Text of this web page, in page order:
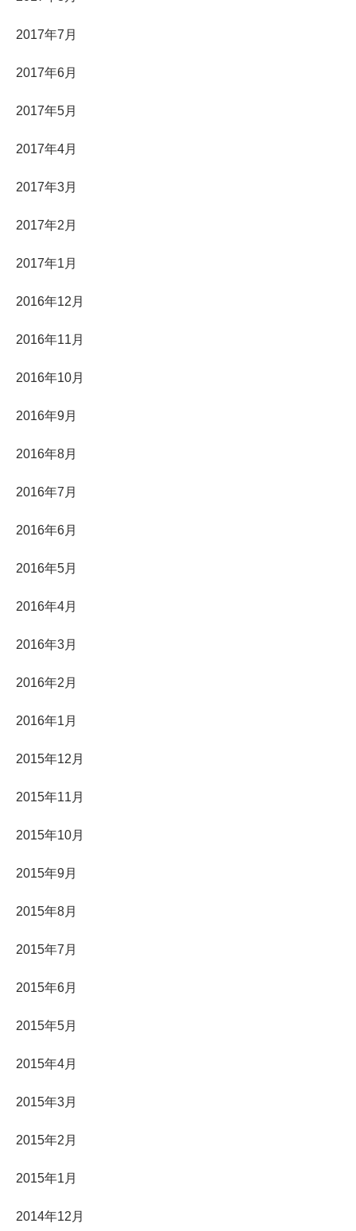
2017年7月
2017年6月
2017年5月
2017年4月
2017年3月
2017年2月
2017年1月
2016年12月
2016年11月
2016年10月
2016年9月
2016年8月
2016年7月
2016年6月
2016年5月
2016年4月
2016年3月
2016年2月
2016年1月
2015年12月
2015年11月
2015年10月
2015年9月
2015年8月
2015年7月
2015年6月
2015年5月
2015年4月
2015年3月
2015年2月
2015年1月
2014年12月